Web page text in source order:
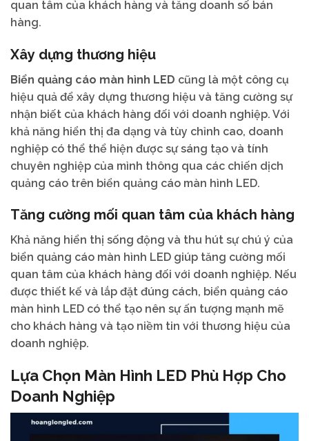
quan tâm của khách hàng và tăng doanh số bán
hàng.
Xây dựng thương hiệu
Biển quảng cáo màn hình LED cũng là một công cụ
hiệu quả để xây dựng thương hiệu và tăng cường sự
nhận biết của khách hàng đối với doanh nghiệp. Với
khả năng hiển thị đa dạng và tùy chỉnh cao, doanh
nghiệp có thể thể hiện được sự sáng tạo và tính
chuyên nghiệp của mình thông qua các chiến dịch
quảng cáo trên biển quảng cáo màn hình LED.
Tăng cường mối quan tâm của khách hàng
Khả năng hiển thị sống động và thu hút sự chú ý của
biển quảng cáo màn hình LED giúp tăng cường mối
quan tâm của khách hàng đối với doanh nghiệp. Nếu
được thiết kế và lắp đặt đúng cách, biển quảng cáo
màn hình LED có thể tạo nên sự ấn tượng mạnh mẽ
cho khách hàng và tạo niềm tin với thương hiệu của
doanh nghiệp.
Lựa Chọn Màn Hình LED Phù Hợp Cho
Doanh Nghiệp